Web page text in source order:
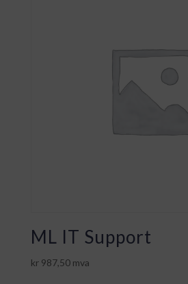
ML IT Support
kr987,50 mva